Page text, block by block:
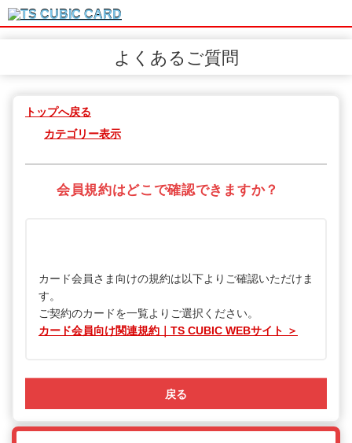
よくあるご質問
トップへ戻る
カテゴリー表示
会員規約はどこで確認できますか？
カード会員さま向けの規約は以下よりご確認いただけま
す。
ご契約のカードを一覧よりご選択ください。
カード会員向け関連規約｜TS CUBIC WEBサイト ＞
戻る